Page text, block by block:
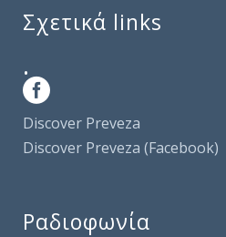
Σχετικά links
.
Discover Preveza
Discover Preveza (Facebook)
Ραδιοφωνία